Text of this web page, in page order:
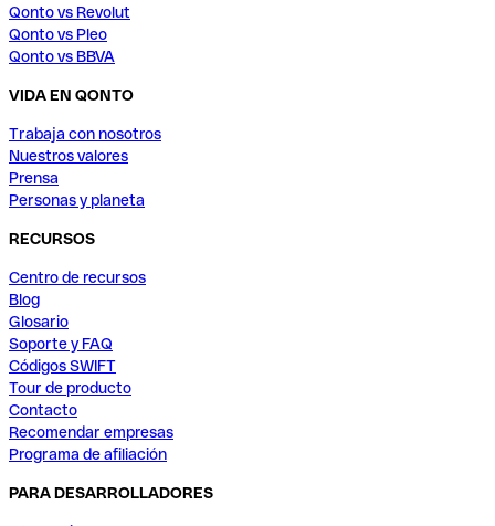
Qonto vs Revolut
Qonto vs Pleo
Qonto vs BBVA
VIDA EN QONTO
Trabaja con nosotros
Nuestros valores
Prensa
Personas y planeta
RECURSOS
Centro de recursos
Blog
Glosario
Soporte y FAQ
Códigos SWIFT
Tour de producto
Contacto
Recomendar empresas
Programa de afiliación
PARA DESARROLLADORES